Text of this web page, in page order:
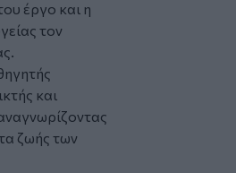
έργο και η
τον
και
ζωής των